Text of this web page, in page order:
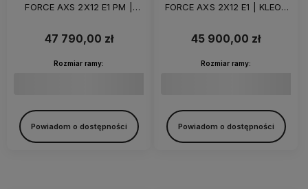
FORCE AXS 2X12 E1 PM |
47 790,00 zł
Rozmiar ramy:
Powiadom o dostępności
FORCE AXS 2X12 E1 | KLEOS
45 900,00 zł
Rozmiar ramy:
Powiadom o dostępności